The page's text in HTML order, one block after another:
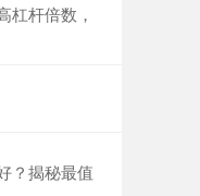
杠杆倍数，
？揭秘最值